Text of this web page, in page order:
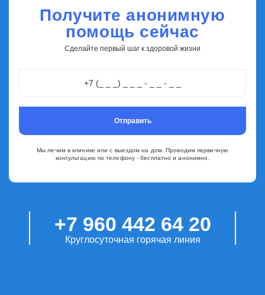
Получите анонимную
помощь сейчас
Сделайте первый шаг к здоровой жизни
Отправить
Мы лечим в клинике или с выездом на дом. Проводим первичную
консультацию по телефону - бесплатно и анонимно.
+7 960 442 64 20
Круглосуточная горячая линия